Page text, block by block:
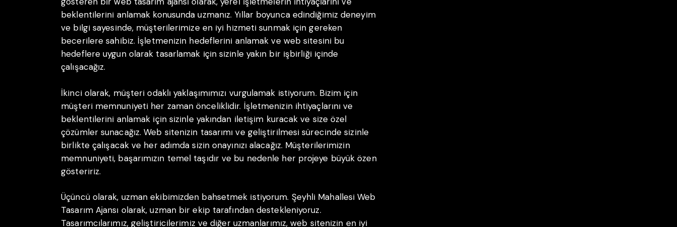
beklentilerini anlamak konusunda uzmanız. Yıllar boyunca edindiğimiz deneyim
ve bilgi sayesinde, müşterilerimize en iyi hizmeti sunmak için gereken
becerilere sahibiz. İşletmenizin hedeflerini anlamak ve web sitesini bu
hedeflere uygun olarak tasarlamak için sizinle yakın bir işbirliği içinde
çalışacağız.
İkinci olarak, müşteri odaklı yaklaşımımızı vurgulamak istiyorum. Bizim için
müşteri memnuniyeti her zaman önceliklidir. İşletmenizin ihtiyaçlarını ve
beklentilerini anlamak için sizinle yakından iletişim kuracak ve size özel
çözümler sunacağız. Web sitenizin tasarımı ve geliştirilmesi sürecinde sizinle
birlikte çalışacak ve her adımda sizin onayınızı alacağız. Müşterilerimizin
memnuniyeti, başarımızın temel taşıdır ve bu nedenle her projeye büyük özen
gösteririz.
Üçüncü olarak, uzman ekibimizden bahsetmek istiyorum. Şeyhli Mahallesi Web
Tasarım Ajansı olarak, uzman bir ekip tarafından destekleniyoruz.
Tasarımcılarımız, geliştiricilerimiz ve diğer uzmanlarımız, web sitenizin en iyi